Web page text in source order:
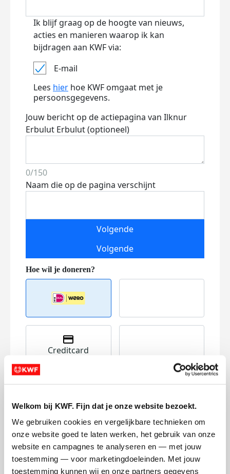
Welkom bij KWF. Fijn dat je onze website bezoekt.
We gebruiken cookies en vergelijkbare technieken om
onze website goed te laten werken, het gebruik van onze
website en campagnes te analyseren en — met jouw
toestemming — voor marketingdoeleinden. Met jouw
toestemming kunnen wij en onze partners gegevens
Ik blijf graag op de hoogte van nieuws,
acties en manieren waarop ik kan
bijdragen aan KWF via:
E-mail
Lees hier hoe KWF omgaat met je
persoonsgegevens.
Jouw bericht op de actiepagina van Ilknur
Erbulut Erbulut (optioneel)
0/150
Naam die op de pagina verschijnt
Volgende
Volgende
Creditcard
Referentie
Ik wil bijdragen aan de transactiekosten